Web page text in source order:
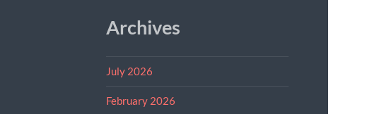
Archives
July 2026
February 2026